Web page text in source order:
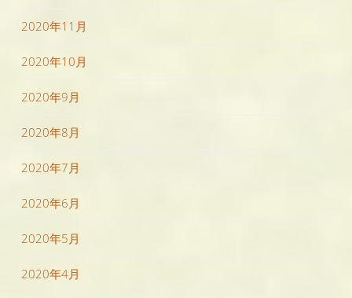
2020年11月
2020年10月
2020年9月
2020年8月
2020年7月
2020年6月
2020年5月
2020年4月